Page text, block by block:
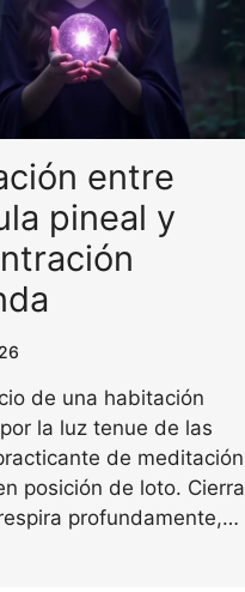
entre
pineal y
de una habitación
la luz tenue de las
de meditación
posición de loto. Cierra
profundamente,…